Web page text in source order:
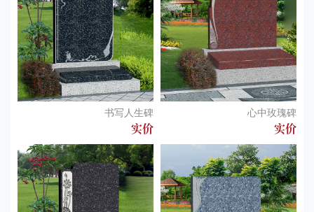
书写人生碑
实价
心中玫瑰碑
实价